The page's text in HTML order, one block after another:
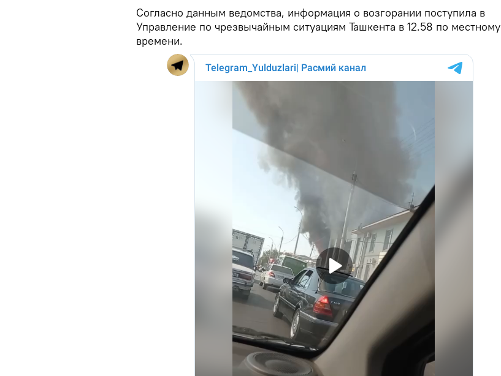
Согласно данным ведомства, информация о возгорании поступила в
Управление по чрезвычайным ситуациям Ташкента в 12.58 по местному
времени.